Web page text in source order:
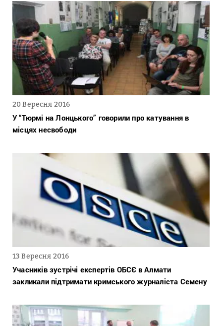
20 Вересня 2016
У “Тюрмі на Лонцького” говорили про катування в
місцях несвободи
13 Вересня 2016
Учасників зустрічі експертів ОБСЄ в Алмати
закликали підтримати кримського журналіста Семену